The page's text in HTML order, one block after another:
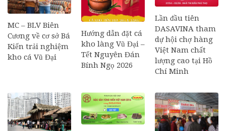
MC – BLV Biên
Cương về cơ sở Bá
Kiến trải nghiệm
kho cá Vũ Đại
Hướng dẫn đặt cá
kho làng Vũ Đại –
Tết Nguyên Đán
Bính Ngọ 2026
Lần đầu tiên
DASAVINA tham
dự hội chợ hàng
Việt Nam chất
lượng cao tại Hồ
Chí Minh